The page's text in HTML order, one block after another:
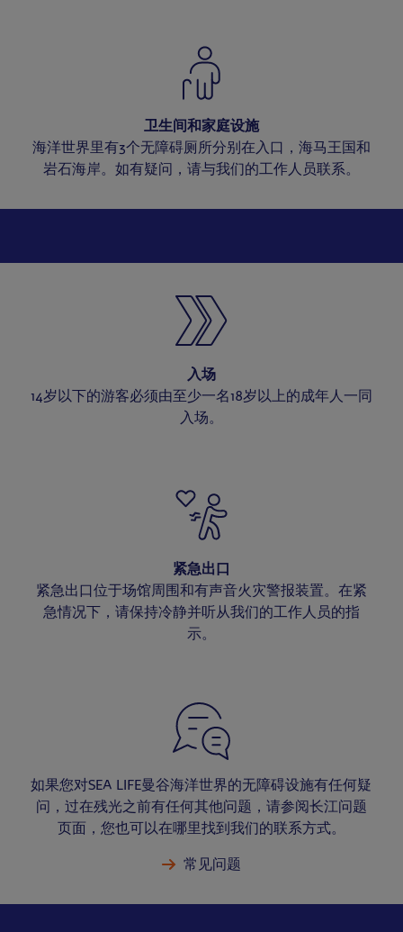
卫生间和家庭设施
海洋世界里有3个无障碍厕所分别在入口，海马王国和
岩石海岸。如有疑问，请与我们的工作人员联系。
入场
14岁以下的游客必须由至少一名18岁以上的成年人一同
入场。
紧急出口
紧急出口位于场馆周围和有声音火灾警报装置。在紧
急情况下，请保持冷静并听从我们的工作人员的指
示。
如果您对SEA LIFE曼谷海洋世界的无障碍设施有任何疑
问，过在残光之前有任何其他问题，请参阅长江问题
页面，您也可以在哪里找到我们的联系方式。
常见问题